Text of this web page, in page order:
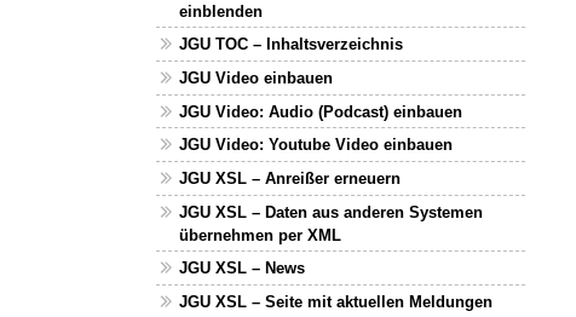
einblenden
JGU TOC – Inhaltsverzeichnis
JGU Video einbauen
JGU Video: Audio (Podcast) einbauen
JGU Video: Youtube Video einbauen
JGU XSL – Anreißer erneuern
JGU XSL – Daten aus anderen Systemen
übernehmen per XML
JGU XSL – News
JGU XSL – Seite mit aktuellen Meldungen